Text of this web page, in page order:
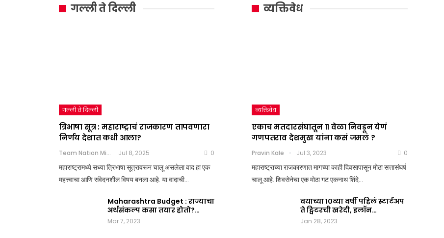
कधी
आला?
Jul
8,
0
यांना
कसं
जमलं
?
Pravin Kale
Jul
गल्ली ते दिल्ली
गल्ली ते दिल्ली
त्रिभाषा सूत्र : महाराष्ट्राचं राजकारण तापवणारा
निर्णय देशात कधी आला?
Team Nation Mic Jul 8, 2025 0
महाराष्ट्रामध्ये सध्या त्रिभाषा सूत्रावरून चालू असलेला वाद हा एक
महत्त्वाचा आणि संवेदनशील विषय बनला आहे. या वादाची…
Maharashtra Budget : राज्याचा
अर्थसंकल्प कसा तयार होतो?…
Mar 7, 2023
व्यक्तिवेध
व्यक्तिवेध
एकाच मतदारसंघातून ११ वेळा निवडून येणं
गणपतराव देशमुख यांना कसं जमलं ?
Pravin Kale Jul 3, 2023 0
महाराष्ट्राच्या राजकारणात मागच्या काही दिवसापासून मोठा सत्तासंघर्ष
चालू आहे. शिवसेनेचा एक मोठा गट एकनाथ शिंदे…
वयाच्या १०व्या वर्षी पहिलं स्टार्टअप
ते ट्विटरची खरेदी, इलॉन…
Jan 28, 2023